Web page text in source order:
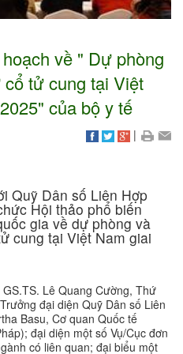
về " Dự phòng
tử cung tại Việt
của bộ y tế
|
Quỹ Dân số Liên Hợp
Hội thảo phổ biến
gia về dự phòng và
cung tại Việt Nam giai
Lê Quang Cường, Thứ
đại diện Quỹ Dân số Liên
Basu, Cơ quan Quốc tế
đại diện một số Vụ/Cục đơn
có liên quan; đại biểu một